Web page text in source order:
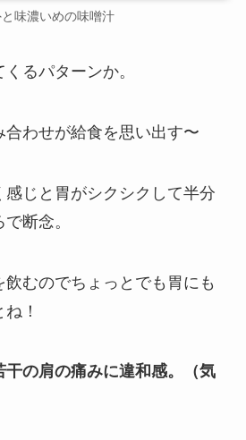
味濃いめの味噌汁
るパターンか。
合わせが給食を思い出す〜
じと胃がシクシクして半分
断念。
むのでちょっとでも胃にも
！
干の肩の痛みに違和感。（気